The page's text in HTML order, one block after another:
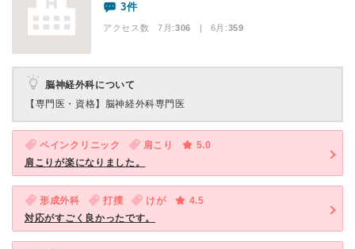
3件
アクセス数 7月:306 | 6月:359
脳神経外科について
【専門医・資格】 脳神経外科専門医
ペインクリニック 肩こり
5.0
肩こりが楽になりました。
形成外科 打撲 けが
4.5
対応がすごく良かったです。